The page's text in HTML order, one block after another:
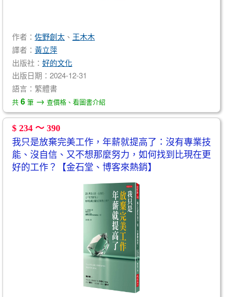
作者： 佐野創太 、 王木木
譯者： 黃立萍
出版社： 好的文化
出版日期：2024-12-31
語言：繁體書
共 6 筆 → 查價格、看圖書介紹
$ 234 ～ 390
我只是放棄完美工作，年薪就提高了：沒有專業技
能、沒自信、又不想那麼努力，如何找到比現在更
好的工作？【金石堂、博客來熱銷】